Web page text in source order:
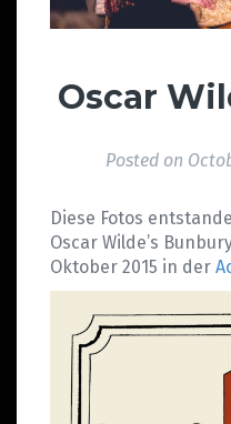
Oscar
Posted on
Diese Fotos
Oscar Wilde’s
Oktober 2015 in der